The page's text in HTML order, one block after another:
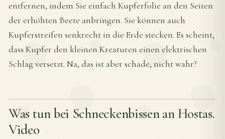
entfernen, indem Sie einfach Kupferfolie an den Seiten
der erhöhten Beete anbringen. Sie können auch
Kupferstreifen senkrecht in die Erde stecken. Es scheint,
dass Kupfer den kleinen Kreaturen einen elektrischen
Schlag versetzt. Na, das ist aber schade, nicht wahr?
Was tun bei Schneckenbissen an Hostas.
Video